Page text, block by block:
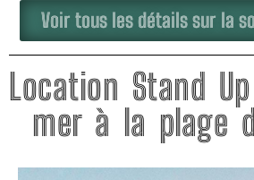
Voir tous les détails sur la
Location Stand
mer à la plage